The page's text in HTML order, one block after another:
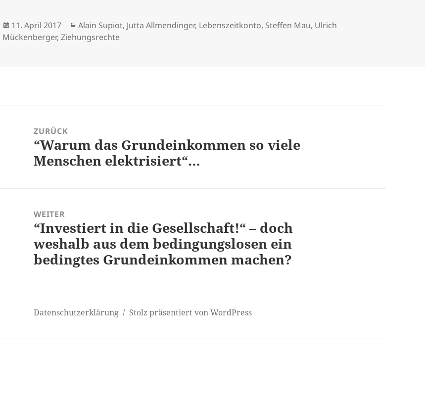
Veröffentlicht
am
11. April 2017 Kategorien
Alain Supiot, Jutta Allmendinger, Lebenszeitkonto, Steffen Mau, Ulrich
Mückenberger,Ziehungsrechte
NavigationZURÜCK
Vorheriger
Beitrag:
“Warum das Grundeinkommen so viele
Menschen elektrisiert“…
WEITER
Nächster
Beitrag:
“Investiert in die Gesellschaft!“ – doch
weshalb aus dem bedingungslosen ein
bedingtes Grundeinkommen machen?
Datenschutzerklärung Stolz präsentiert von WordPress